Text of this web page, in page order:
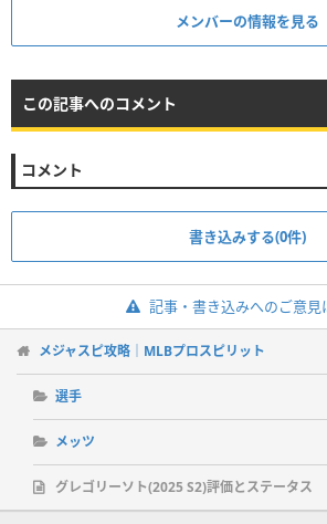
メンバーの情報を見る
この記事へのコメント
コメント
書き込みする(0件)
記事・書き込みへのご意見
メジャスピ攻略｜MLBプロスピリット
選手
メッツ
グレゴリーソト(2025 S2)評価とステータス